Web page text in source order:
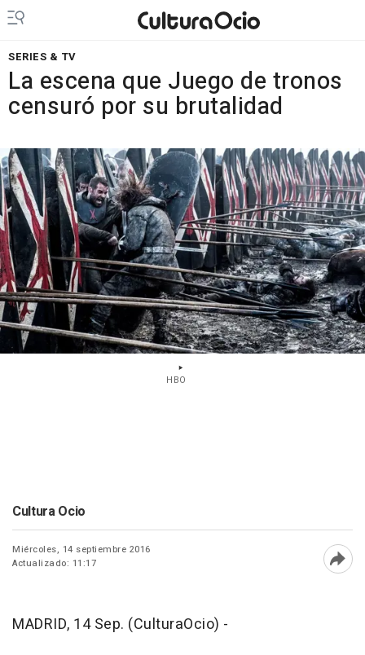
SERIES & TV
La escena que Juego de tronos
censuró por su brutalidad
HBO
Cultura Ocio
Miércoles, 14 septiembre 2016
Actualizado: 11:17
MADRID, 14 Sep. (CulturaOcio) -